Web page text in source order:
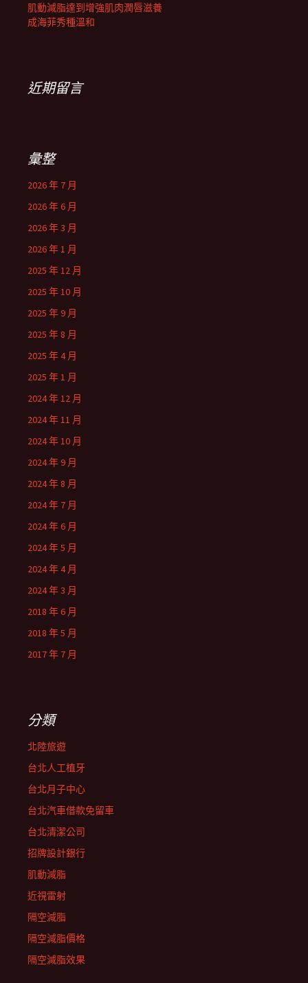
肌動減脂達到增強肌肉潤唇滋養
成海菲秀種溫和
近期留言
彙整
2026 年 7 月
2026 年 6 月
2026 年 3 月
2026 年 1 月
2025 年 12 月
2025 年 10 月
2025 年 9 月
2025 年 8 月
2025 年 4 月
2025 年 1 月
2024 年 12 月
2024 年 11 月
2024 年 10 月
2024 年 9 月
2024 年 8 月
2024 年 7 月
2024 年 6 月
2024 年 5 月
2024 年 4 月
2024 年 3 月
2018 年 6 月
2018 年 5 月
2017 年 7 月
分類
北陸旅遊
台北人工植牙
台北月子中心
台北汽車借款免留車
台北清潔公司
招牌設計銀行
肌動減脂
近視雷射
隔空減脂
隔空減脂價格
隔空減脂效果